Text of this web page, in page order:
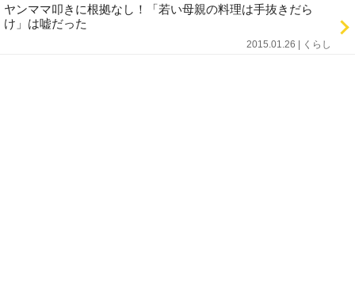
ヤンママ叩きに根拠なし！「若い母親の料理は手抜きだら
け」は嘘だった
2015.01.26 | くらし